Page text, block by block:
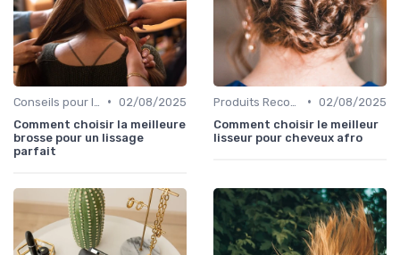
• 02/08/2025
Comment choisir la meilleure
brosse pour un lissage
parfait
• 02/08/2025
Comment choisir le meilleur
lisseur pour cheveux afro